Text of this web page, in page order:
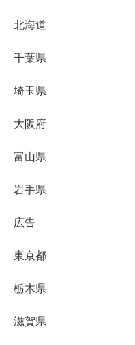
北海道
千葉県
埼玉県
大阪府
富山県
岩手県
広告
東京都
栃木県
滋賀県